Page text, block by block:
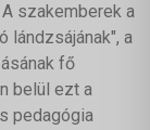
szakemberek a
lándzsájának", a
fő
belül ezt a
pedagógia